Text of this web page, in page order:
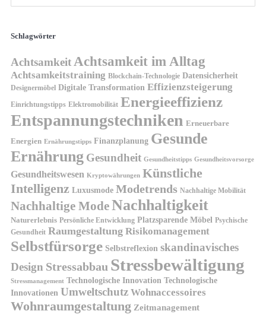
Schlagwörter
Achtsamkeit Achtsamkeit im Alltag
Achtsamkeitstraining Blockchain-Technologie Datensicherheit
Designermöbel Digitale Transformation Effizienzsteigerung
Einrichtungstipps Elektromobilität Energieeffizienz
Entspannungstechniken Erneuerbare
Energien Ernährungstipps Finanzplanung Gesunde
Ernährung Gesundheit Gesundheitstipps Gesundheitsvorsorge
Gesundheitswesen Kryptowährungen Künstliche
Intelligenz Luxusmode Modetrends Nachhaltige Mobilität
Nachhaltige ModeNachhaltigkeit
Naturerlebnis Persönliche Entwicklung Platzsparende Möbel Psychische
Gesundheit Raumgestaltung Risikomanagement
Selbstfürsorge Selbstreflexion skandinavisches
Design Stressabbau Stressbewältigung
Stressmanagement Technologische Innovation Technologische
Innovationen Umweltschutz Wohnaccessoires
Wohnraumgestaltung Zeitmanagement